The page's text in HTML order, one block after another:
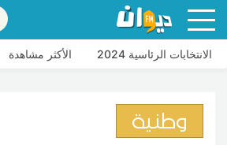
الانتخابات الرئاسية 2024 الأكثر مشاهدة
وطنية